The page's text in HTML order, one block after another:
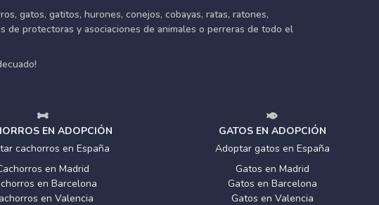
gatos, gatitos, hurones, conejos, cobayas, ratas, ratones,
de protectoras y asociaciones de animales o perreras de todo el
EN ADOPCIÓN
cachorros en España
en Madrid
en Barcelona
en Valencia
GATOS EN ADOPCIÓN
Adoptar gatos en España
Gatos en Madrid
Gatos en Barcelona
Gatos en Valencia